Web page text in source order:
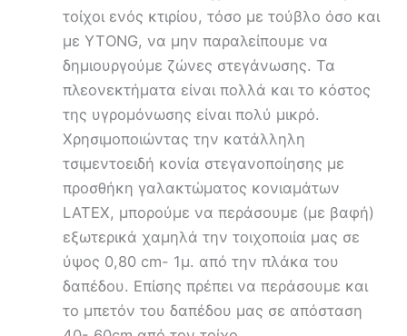
τοίχοι ενός κτιρίου, τόσο με τούβλο όσο και
με YTONG, να μην παραλείπουμε να
δημιουργούμε ζώνες στεγάνωσης. Τα
πλεονεκτήματα είναι πολλά και το κόστος
της υγρομόνωσης είναι πολύ μικρό.
Χρησιμοποιώντας την κατάλληλη
τσιμεντοειδή κονία στεγανοποίησης με
προσθήκη γαλακτώματος κονιαμάτων
LATEX, μπορούμε να περάσουμε (με βαφή)
εξωτερικά χαμηλά την τοιχοποιία μας σε
ύψος 0,80 cm- 1μ. από την πλάκα του
δαπέδου. Επίσης πρέπει να περάσουμε και
το μπετόν του δαπέδου μας σε απόσταση